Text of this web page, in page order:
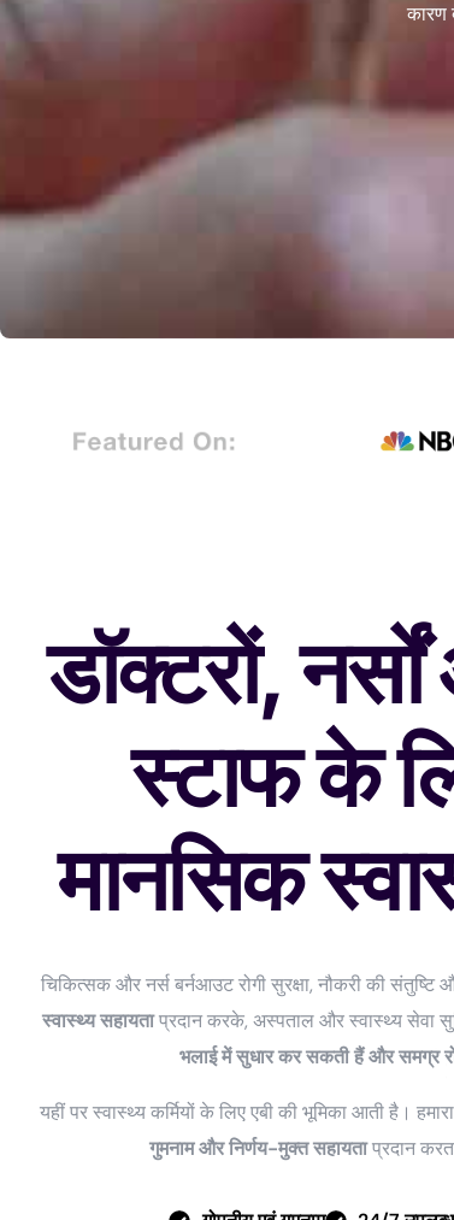
कारण
डॉक्टरों,
स्टाफ के
मानसिक
चिकित्सक और नर्स बर्नआउट रोगी सुरक्षा, नौकरी की संतुष्टि
स्वास्थ्य सहायताप्रदान करके, अस्पताल और स्वास्थ्य सेवा
भलाई में सुधार कर सकती हैं और समग्र
यहीं पर स्वास्थ्य कर्मियों के लिए एबी की भूमिका आती है।
गुमनाम और निर्णय-मुक्त सहायताप्रदान